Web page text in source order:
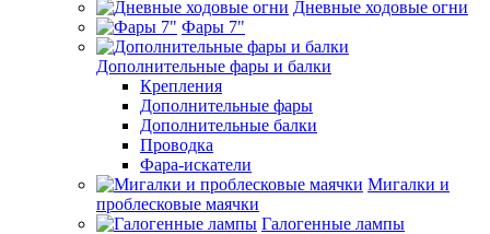
Дневные ходовые огни
Фары 7"
Дополнительные фары и балки
Крепления
Дополнительные фары
Дополнительные балки
Проводка
Фара-искатели
Мигалки и
проблесковые маячки
Галогенные лампы